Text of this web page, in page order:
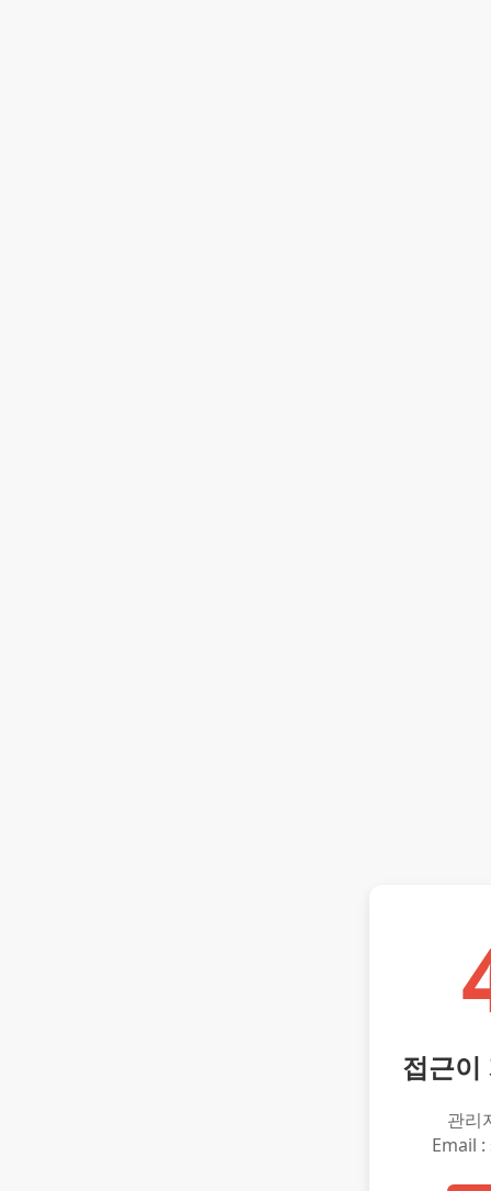
접근이
관리
Email